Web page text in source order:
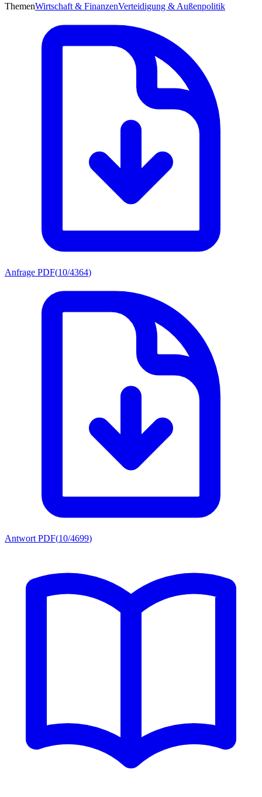
ThemenWirtschaft & FinanzenVerteidigung & Außenpolitik
Anfrage PDF(10/4364)
Antwort PDF(10/4699)